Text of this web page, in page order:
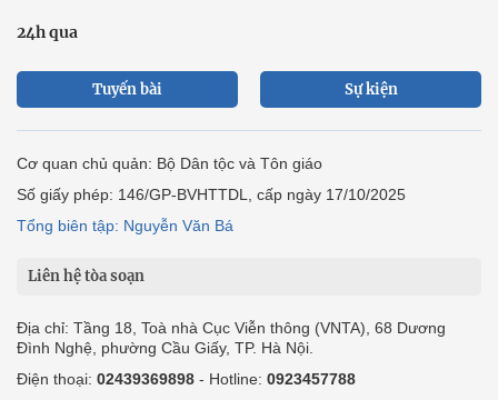
24h qua
Tuyến bài Sự kiện
Cơ quan chủ quản: Bộ Dân tộc và Tôn giáo
Số giấy phép: 146/GP-BVHTTDL, cấp ngày 17/10/2025
Tổng biên tập: Nguyễn Văn Bá
Liên hệ tòa soạn
Địa chỉ: Tầng 18, Toà nhà Cục Viễn thông (VNTA), 68 Dương
Đình Nghệ, phường Cầu Giấy, TP. Hà Nội.
Điện thoại: 02439369898 - Hotline: 0923457788